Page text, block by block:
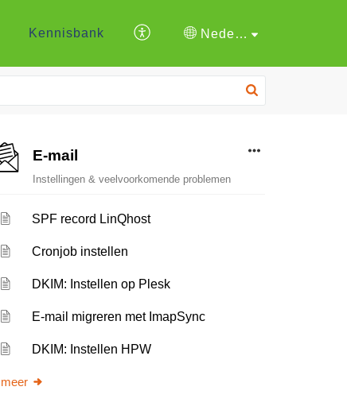
Kennisbank Nederlands
E-mail
Instellingen & veelvoorkomende problemen
SPF record LinQhost
Cronjob instellen
DKIM: Instellen op Plesk
E-mail migreren met ImapSync
DKIM: Instellen HPW
meer